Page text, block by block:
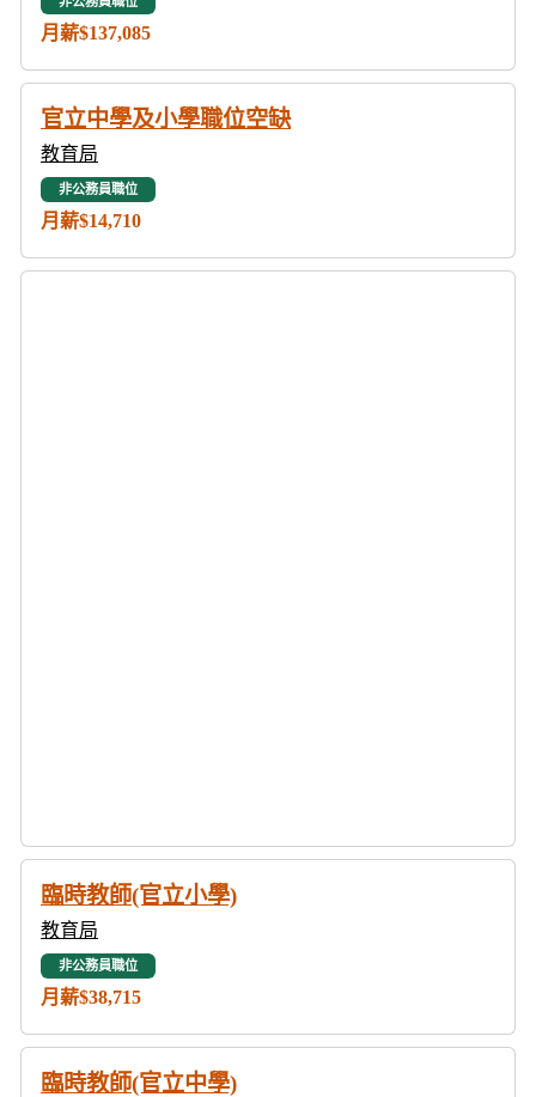
月薪$137,085
官立中學及小學職位空缺
教育局
非公務員職位
月薪$14,710
臨時教師(官立小學)
教育局
非公務員職位
月薪$38,715
臨時教師(官立中學)